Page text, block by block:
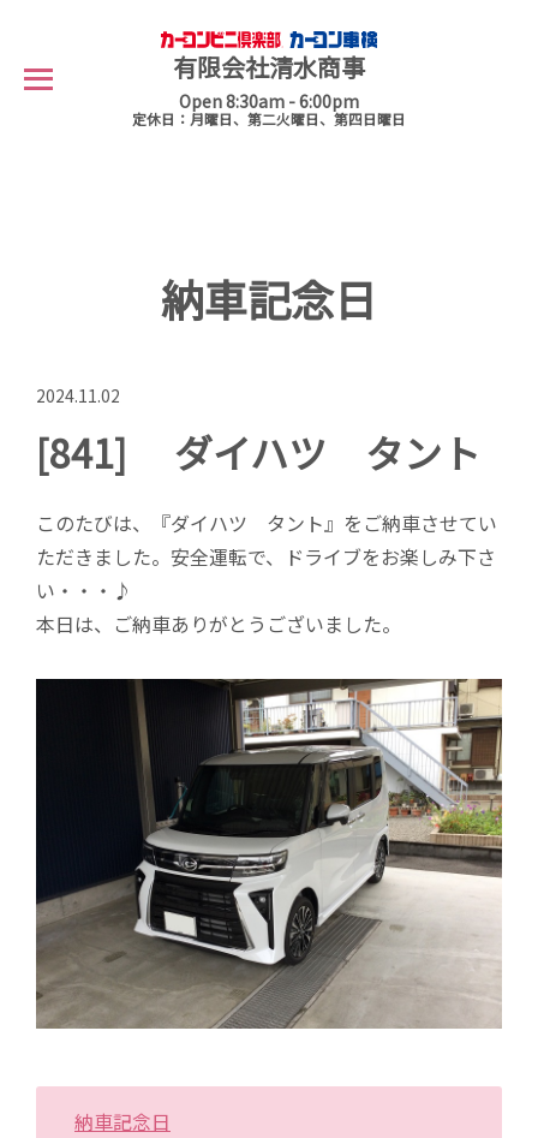
有限会社清水商事
Open 8:30am - 6:00pm
定休日：月曜日、第二火曜日、第四日曜日
納車記念日
2024.11.02
[841] ダイハツ タント
このたびは、『ダイハツ タント』をご納車させてい
ただきました。安全運転で、ドライブをお楽しみ下さ
い・・・♪
本日は、ご納車ありがとうございました。
納車記念日